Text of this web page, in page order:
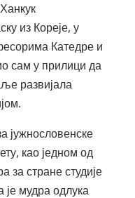
из Кореје, у
Катедре и
сам у прилици да
развијала
јужнословенске
као једном од
за стране студије
је мудра одлука